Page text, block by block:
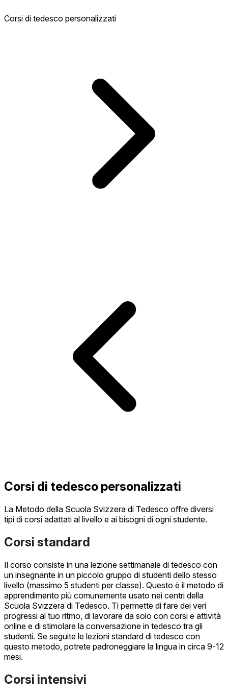
Corsi di tedesco personalizzati
Corsi di tedesco personalizzati
La Metodo della Scuola Svizzera di Tedesco offre diversi
tipi di corsi adattati al livello e ai bisogni di ogni studente.
Corsi standard
Il corso consiste in una lezione settimanale di tedesco con
un insegnante in un piccolo gruppo di studenti dello stesso
livello (massimo 5 studenti per classe). Questo è il metodo di
apprendimento più comunemente usato nei centri della
Scuola Svizzera di Tedesco. Ti permette di fare dei veri
progressi al tuo ritmo, di lavorare da solo con corsi e attività
online e di stimolare la conversazione in tedesco tra gli
studenti. Se seguite le lezioni standard di tedesco con
questo metodo, potrete padroneggiare la lingua in circa 9-12
mesi.
Corsi intensivi